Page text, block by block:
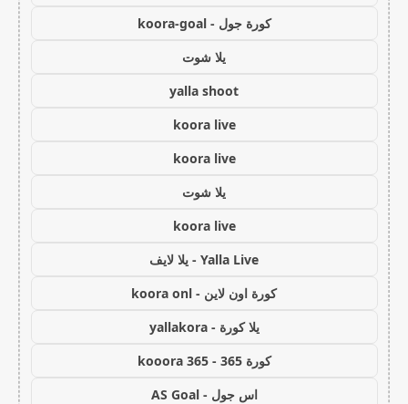
كورة جول - koora-goal
يلا شوت
yalla shoot
koora live
koora live
يلا شوت
koora live
Yalla Live - يلا لايف
كورة اون لاين - koora onl
يلا كورة - yallakora
كورة 365 - kooora 365
اس جول - AS Goal